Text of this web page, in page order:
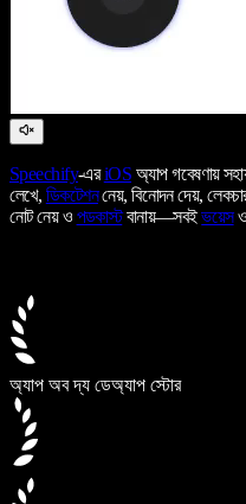
Speechify-এরiOS অ্যাপ গবেষণায়
লেখে, ডিকটেশননেয়, বিনোদন দেয়,
নোট নেয় ও পডকাস্টবানায়—সবইভয়েসও
অ্যাপ অব দ্য ডেঅ্যাপ স্টোর